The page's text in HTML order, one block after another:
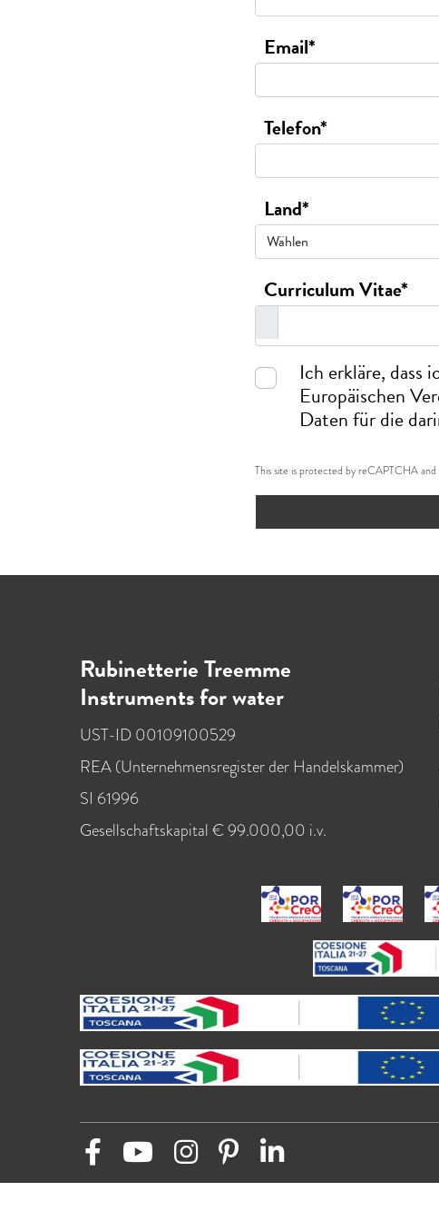
Email*
Telefon*
Land*
Curriculum Vitae*
Ich erkläre, dass
Europäischen
Daten für die
This site is protected by reCAPTCHA
Rubinetterie Treemme
Instruments for water
UST-ID 00109100529
REA (Unternehmensregister der Handelskammer)
SI 61996
Gesellschaftskapital € 99.000,00 i.v.